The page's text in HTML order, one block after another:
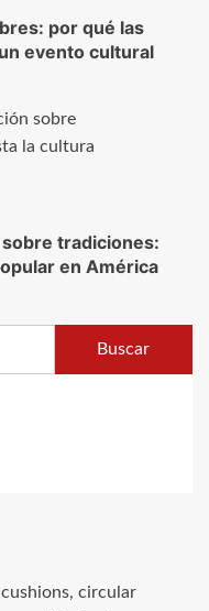
por qué las
evento cultural
tradiciones:
en América